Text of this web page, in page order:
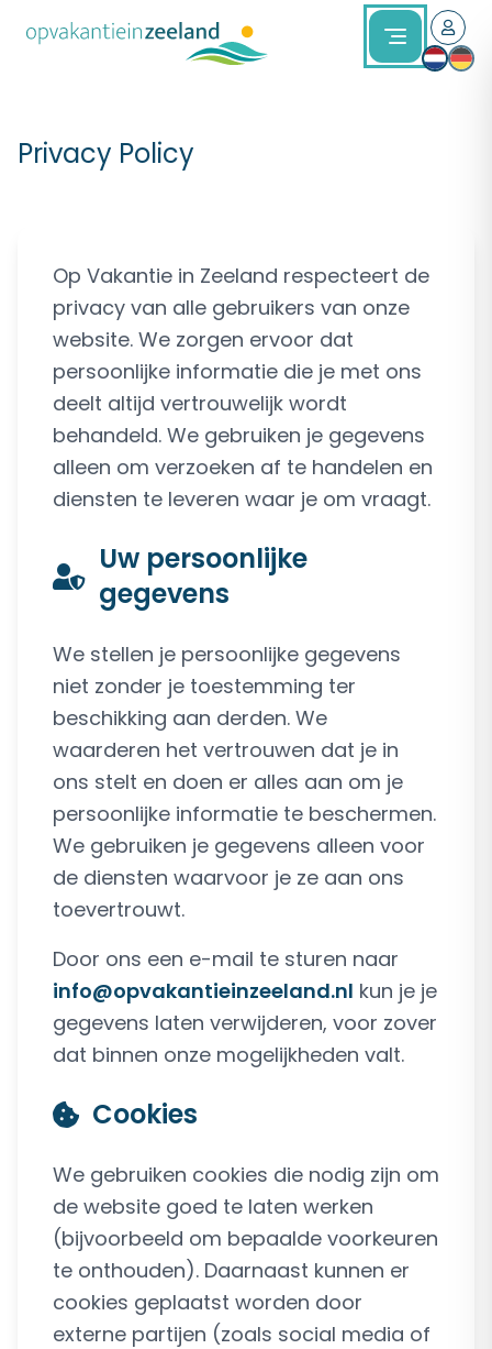
Privacy Policy
Op Vakantie in Zeeland respecteert de
privacy van alle gebruikers van onze
website. We zorgen ervoor dat
persoonlijke informatie die je met ons
deelt altijd vertrouwelijk wordt
behandeld. We gebruiken je gegevens
alleen om verzoeken af te handelen en
diensten te leveren waar je om vraagt.
Uw persoonlijke
gegevens
We stellen je persoonlijke gegevens
niet zonder je toestemming ter
beschikking aan derden. We
waarderen het vertrouwen dat je in
ons stelt en doen er alles aan om je
persoonlijke informatie te beschermen.
We gebruiken je gegevens alleen voor
de diensten waarvoor je ze aan ons
toevertrouwt.
Door ons een e-mail te sturen naar
info@opvakantieinzeeland.nl kun je je
gegevens laten verwijderen, voor zover
dat binnen onze mogelijkheden valt.
Cookies
We gebruiken cookies die nodig zijn om
de website goed te laten werken
(bijvoorbeeld om bepaalde voorkeuren
te onthouden). Daarnaast kunnen er
cookies geplaatst worden door
externe partijen (zoals social media of